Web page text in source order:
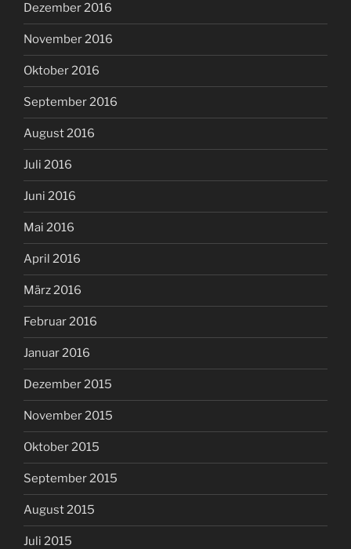
Dezember 2016
November 2016
Oktober 2016
September 2016
August 2016
Juli 2016
Juni 2016
Mai 2016
April 2016
März 2016
Februar 2016
Januar 2016
Dezember 2015
November 2015
Oktober 2015
September 2015
August 2015
Juli 2015